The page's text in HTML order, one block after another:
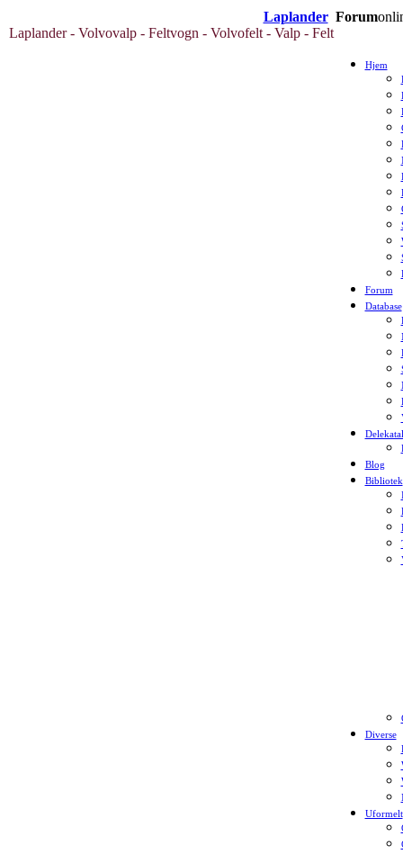
Laplander Forum
Laplander - Volvovalp - Feltvogn - Volvofelt - Valp - Felt
Hjem
Forum
Database
Blog
Bibliotek
Diverse
Uformelt